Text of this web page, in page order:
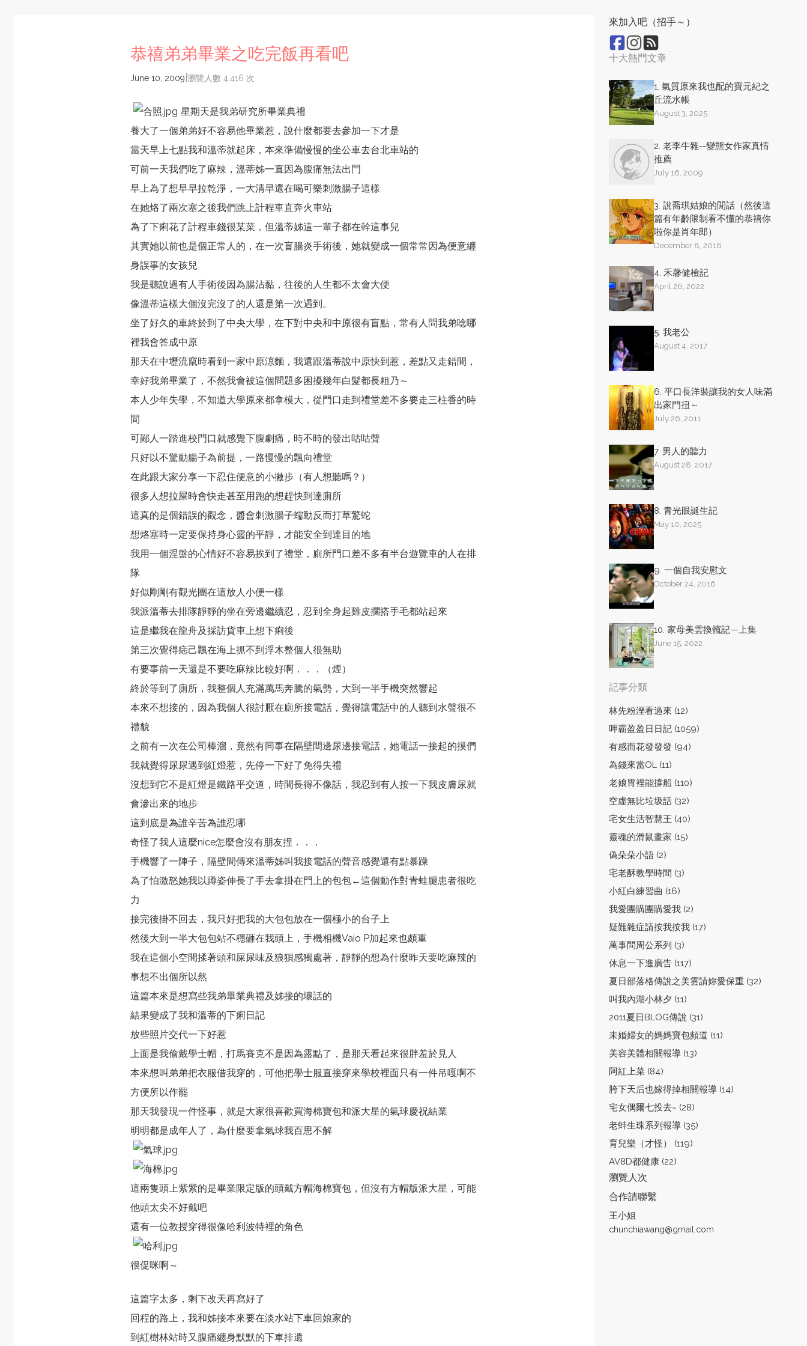
恭禧弟弟畢業之吃完飯再看吧
June 10, 2009 瀏覽人數 4,416 次
星期天是我弟研究所畢業典禮
養大了一個弟弟好不容易他畢業惹，說什麼都要去參加一下才是
當天早上七點我和溫蒂就起床，本來準備慢慢的坐公車去台北車站的
可前一天我們吃了麻辣，溫蒂姊一直因為腹痛無法出門
早上為了想早早拉乾淨，一大清早還在喝可樂刺激腸子這樣
在她烙了兩次塞之後我們跳上計程車直奔火車站
為了下痢花了計程車錢很某菜，但溫蒂姊這一輩子都在幹這事兒
其實她以前也是個正常人的，在一次盲腸炎手術後，她就變成一個常常因為便意纏
身誤事的女孩兒
我是聽說過有人手術後因為腸沾黏，往後的人生都不太會大便
像溫蒂這樣大個沒完沒了的人還是第一次遇到。
坐了好久的車終於到了中央大學，在下對中央和中原很有盲點，常有人問我弟唸哪
裡我會答成中原
那天在中壢流竄時看到一家中原涼麵，我還跟溫蒂說中原快到惹，差點又走錯間，
幸好我弟畢業了，不然我會被這個問題多困擾幾年白髮都長粗乃～
本人少年失學，不知道大學原來都拿模大，從門口走到禮堂差不多要走三柱香的時
間
可鄙人一踏進校門口就感覺下腹劇痛，時不時的發出咕咕聲
只好以不驚動腸子為前提，一路慢慢的飄向禮堂
在此跟大家分享一下忍住便意的小撇步（有人想聽嗎？）
很多人想拉屎時會快走甚至用跑的想趕快到達廁所
這真的是個錯誤的觀念，醬會刺激腸子蠕動反而打草驚蛇
想烙塞時一定要保持身心靈的平靜，才能安全到達目的地
我用一個涅盤的心情好不容易挨到了禮堂，廁所門口差不多有半台遊覽車的人在排
隊
好似剛剛有觀光團在這放人小便一樣
我派溫蒂去排隊靜靜的坐在旁邊繼續忍，忍到全身起雞皮擱搭手毛都站起來
這是繼我在龍舟及採訪貨車上想下痢後
第三次覺得痣己飄在海上抓不到浮木整個人很無助
有要事前一天還是不要吃麻辣比較好啊．．．（煙）
終於等到了廁所，我整個人充滿萬馬奔騰的氣勢，大到一半手機突然響起
本來不想接的，因為我個人很討厭在廁所接電話，覺得讓電話中的人聽到水聲很不
禮貌
之前有一次在公司棒溜，竟然有同事在隔壁間邊尿邊接電話，她電話一接起的摸們
我就覺得尿尿遇到紅燈惹，先停一下好了免得失禮
沒想到它不是紅燈是鐵路平交道，時間長得不像話，我忍到有人按一下我皮膚尿就
會滲出來的地步
這到底是為誰辛苦為誰忍哪
奇怪了我人這麼nice怎麼會沒有朋友捏．．．
手機響了一陣子，隔壁間傳來溫蒂姊叫我接電話的聲音感覺還有點暴躁
為了怕激怒她我以蹲姿伸長了手去拿掛在門上的包包←這個動作對青蛙腿患者很吃
力
接完後掛不回去，我只好把我的大包包放在一個極小的台子上
然後大到一半大包包站不穩砸在我頭上，手機相機Vaio P加起來也頗重
我在這個小空間揉著頭和屎尿味及狼狽感獨處著，靜靜的想為什麼昨天要吃麻辣的
事想不出個所以然
這篇本來是想寫些我弟畢業典禮及姊接的壞話的
結果變成了我和溫蒂的下痢日記
放些照片交代一下好惹
上面是我偷戴學士帽，打馬賽克不是因為露點了，是那天看起來很胖羞於見人
本來想叫弟弟把衣服借我穿的，可他把學士服直接穿來學校裡面只有一件吊嘎啊不
方便所以作罷
那天我發現一件怪事，就是大家很喜歡買海棉寶包和派大星的氣球慶祝結業
明明都是成年人了，為什麼要拿氣球我百思不解
這兩隻頭上紫紫的是畢業限定版的頭戴方帽海棉寶包，但沒有方帽版派大星，可能
他頭太尖不好戴吧
還有一位教授穿得很像哈利波特裡的角色
很促咪啊～
這篇字太多，剩下改天再寫好了
回程的路上，我和姊接本來要在淡水站下車回娘家的
到紅樹林站時又腹痛纏身默默的下車排遺
來加入吧（招手～）
十大熱門文章
1. 氣質原來我也配的寶元紀之
丘流水帳
August 3, 2025
2. 老李牛雜--變態女作家真情
推薦
July 16, 2009
3. 說喬琪姑娘的閒話（然後這
篇有年齡限制看不懂的恭禧你
啦你是肖年郎）
December 8, 2016
4. 禾馨健檢記
April 26, 2022
5. 我老公
August 4, 2017
6. 平口長洋裝讓我的女人味滿
出家門扭～
July 26, 2011
7. 男人的聽力
August 28, 2017
8. 青光眼誕生記
May 10, 2025
9. 一個自我安慰文
October 24, 2016
10. 家母美雲換髖記—上集
June 15, 2022
記事分類
林先粉溼看過來 (12)
呷霸盈盈日日記 (1059)
有感而花發發發 (94)
為錢來當OL (11)
老娘胃裡能撐船 (110)
空虛無比垃圾話 (32)
宅女生活智慧王 (40)
靈魂的滑鼠畫家 (15)
偽朵朵小語 (2)
宅老酥教學時間 (3)
小紅白練習曲 (16)
我愛團購團購愛我 (2)
疑難雜症請按我按我 (17)
萬事問周公系列 (3)
休息一下進廣告 (117)
夏日部落格傳說之美雲請妳愛保重 (32)
叫我內湖小林夕 (11)
2011夏日BLOG傳說 (31)
未婚婦女的媽媽寶包頻道 (11)
美容美體相關報導 (13)
阿紅上菜 (84)
胯下天后也嫁得掉相關報導 (14)
宅女偶爾七投去~ (28)
老蚌生珠系列報導 (35)
育兒樂（才怪） (119)
AV8D都健康 (22)
瀏覽人次
合作請聯繫
王小姐
chunchiawang@gmail.com